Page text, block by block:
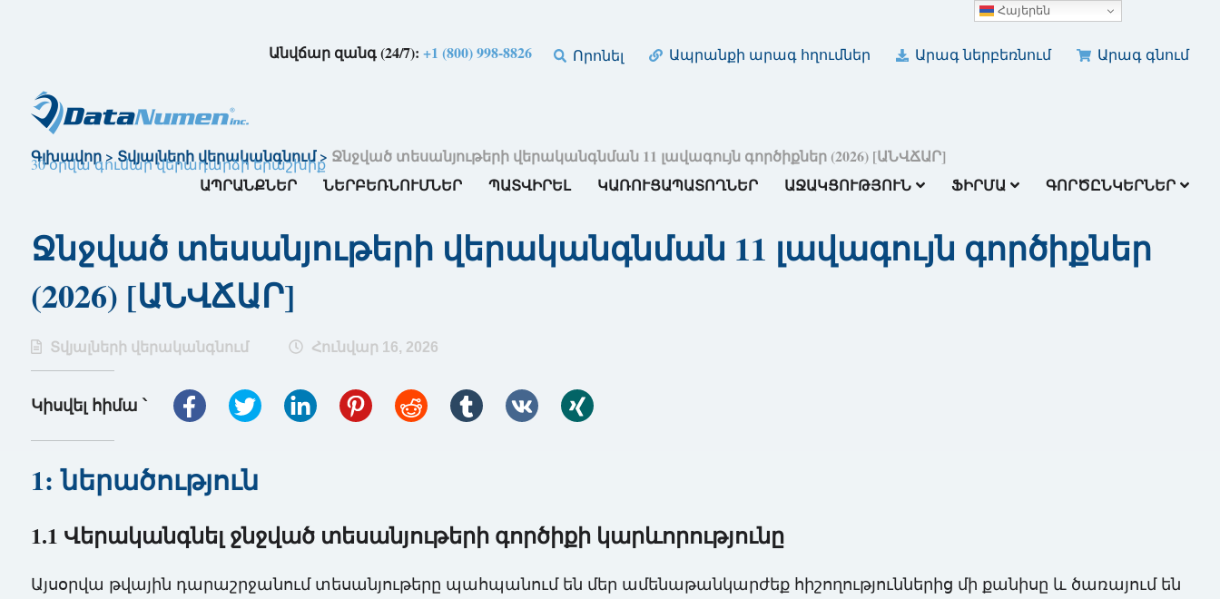
Անվճար զանգ (24/7):+1 (800) 998-8826 Որոնել Ապրանքի արագ հղումներ Արագ ներբեռնում Արագ գնում
30 օրվա գումար վերադարձի երաշխիք
ԱՊՐԱՆՔՆԵՐ ՆԵՐԲԵՌՆՈՒՄՆԵՐ ՊԱՏՎԻՐԵԼ ԿԱՌՈՒՑԱՊԱՏՈՂՆԵՐ ԱՋԱԿՑՈՒԹՅՈՒՆ ՖԻՐՄԱ ԳՈՐԾԸՆԿԵՐՆԵՐ
Գլխավոր> Տվյալների վերականգնում> Ջնջված տեսանյութերի վերականգնման 11 լավագույն գործիքներ (2026) [ԱՆՎՃԱՐ]
Ջնջված տեսանյութերի վերականգնման 11 լավագույն գործիքներ
(2026) [ԱՆՎՃԱՐ]
Տվյալների վերականգնում Հունվար 16, 2026
Կիսվել հիմա ՝
1: ներածություն
1.1 Վերականգնել ջնջված տեսանյութերի գործիքի կարևորությունը
Այսօրվա թվային դարաշրջանում տեսանյութերը պահպանում են մեր ամենաթանկարժեք հիշողություններից մի քանիսը և ծառայում են
Հայերեն